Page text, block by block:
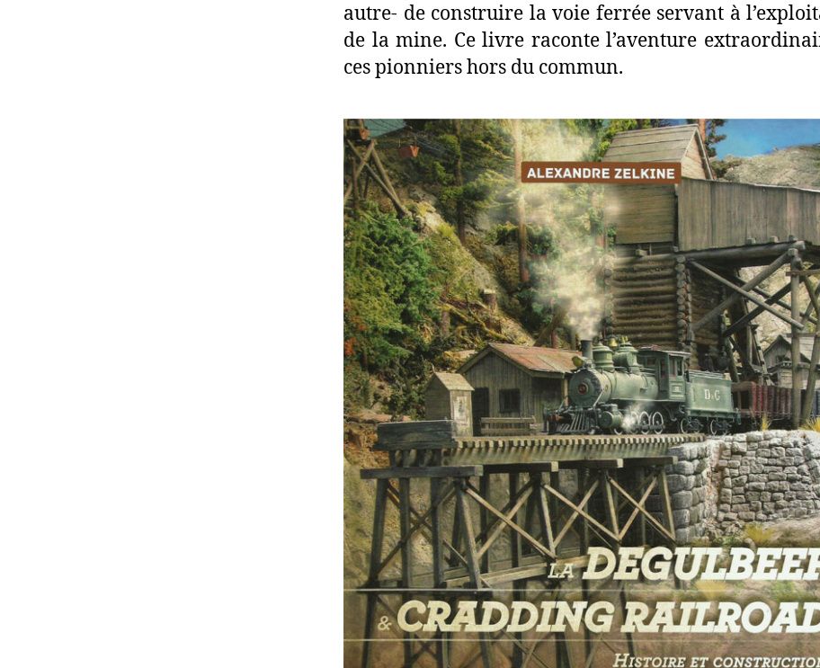
autre- de construire la voie ferrée servant à
de la mine. Ce livre raconte l’aventure
ces pionniers hors du commun.